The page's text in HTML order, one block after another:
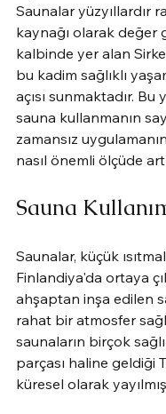
Saunalar yüzyıllardır
kaynağı olarak
kalbinde yer alan
bu kadim sağlıklı
açısı sunmaktadır.
sauna kullanmanın
zamansız
nasıl önemli ölçüde
Sauna
Saunalar, küçük
Finlandiya'da ortaya
ahşaptan inşa edilen
rahat bir atmosfer
saunaların birçok
parçası haline geldiği
küresel olarak